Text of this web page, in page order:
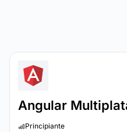
Angular
Principiante